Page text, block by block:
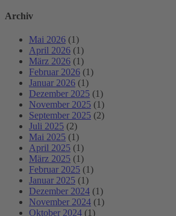
Archiv
Mai 2026 (1)
April 2026 (1)
März 2026 (1)
Februar 2026 (1)
Januar 2026 (1)
Dezember 2025 (1)
November 2025 (1)
September 2025 (2)
Juli 2025 (2)
Mai 2025 (1)
April 2025 (1)
März 2025 (1)
Februar 2025 (1)
Januar 2025 (1)
Dezember 2024 (1)
November 2024 (1)
Oktober 2024 (1)